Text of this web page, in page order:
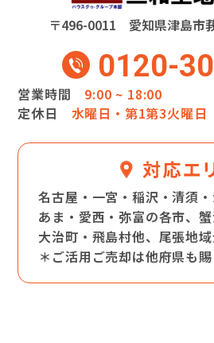
〒496-0011 愛知県津島市
0120-
営業時間 9:00 ~ 18:00
定休日 水曜日・第1第3火曜日
名古屋・一宮・稲沢・清須
あま・愛西・弥富の各市、
大治町・飛島村他、尾張地
＊ご活用ご売却は他府県も